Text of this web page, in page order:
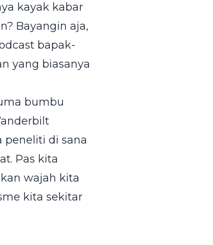
kayak kabar
Bayangin aja,
bapak-
yang biasanya
bumbu
peneliti di sana
Pas kita
wajah kita
kita sekitar